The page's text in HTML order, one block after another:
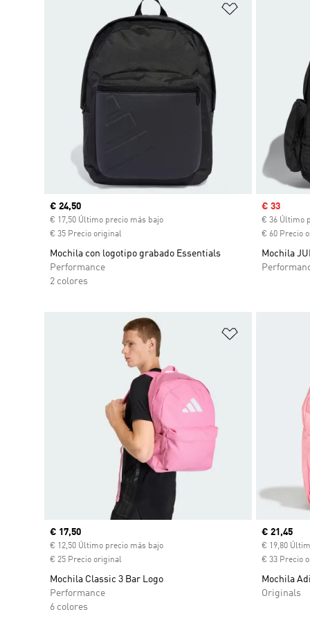
Precio actual
€ 24,50
€ 17,50 Último precio más bajo
€ 35 Precio original
Mochila con logotipo grabado Essentials
Performance
2 colores
Precio de
€ 33
€ 36 Último
€ 60 Precio
Mochila
Precio actual
€ 17,50
€ 12,50 Último precio más bajo
€ 25 Precio original
Mochila Classic 3 Bar Logo
Performance
6 colores
Precio
€ 21,45
€ 19,80
€ 33 Precio
Mochila
Originals